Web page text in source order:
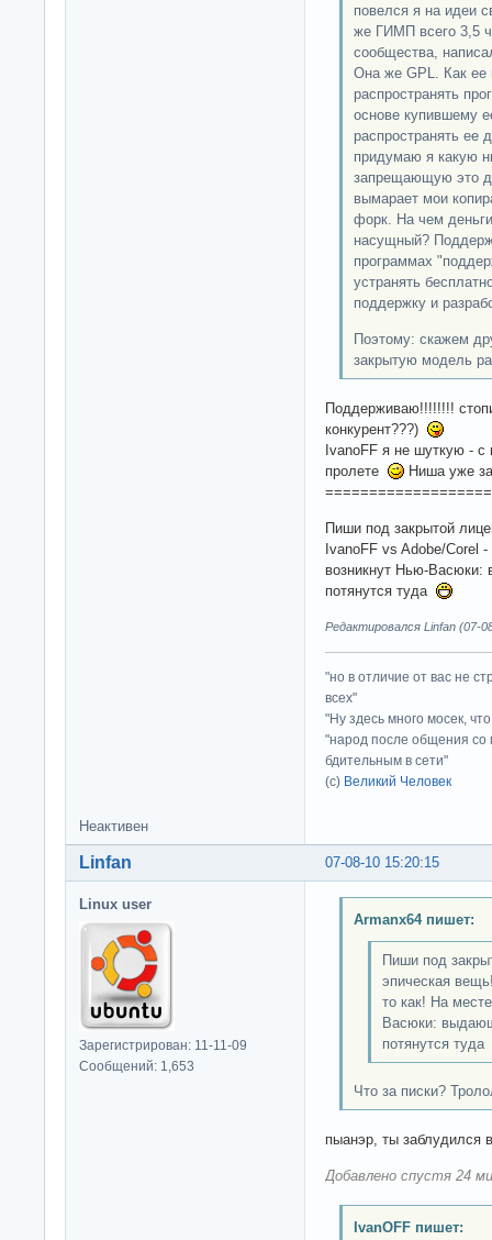
повелся я на идеи
же ГИМП всего 3,5
сообщества,
Она же GPL. Как ее
распространять
основе купившему
распространять ее
придумаю я какую
запрещающую это
вымарает мои
форк. На чем
насущный?
программах
устранять
поддержку и
Поэтому: скажем
закрытую модель
Поддерживаю!!!!!!!!
конкурент???)
IvanoFF я не шуткую - с
пролете
Ниша уже
Пиши под закрытой
IvanoFF vs Adobe/Corel -
возникнут Нью-
потянутся туда
Редактировался Linfan (07-
"но в отличие от вас не
всех"
"Ну здесь много мосек,
"народ после общения со
бдительным в сети"
(с) Великий Человек
Неактивен
07-08-10 15:20:15
Linfan
Linux user
Зарегистрирован: 11-11-09
Сообщений: 1,653
Armanx64 пишет:
Пиши под
эпическая
то как! На
Васюки:
потянутся туда
Что за писки?
пыанэр, ты заблудился
Добавлено спустя 24
IvanOFF пишет: